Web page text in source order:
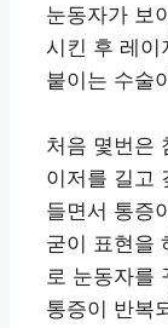
눈동자가 보
시킨 후 레이
붙이는 수술
처음 몇번은
이저를 길고
들면서 통증
굳이 표현을
로 눈동자를
통증이 반복